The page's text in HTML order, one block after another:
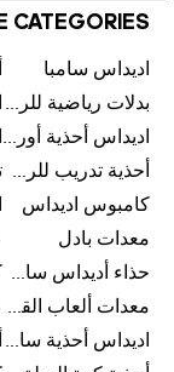
CATEGORIES
اديداس سامبا
بدلات رياضية للرجال
اديداس أحذية أورجينالز
أحذية تدريب للرجال
كامبوس اديداس
معدات بادل
حذاء أديداس سامبا للأطفال
معدات ألعاب القوى
اديداس أحذية سامبا للنساء